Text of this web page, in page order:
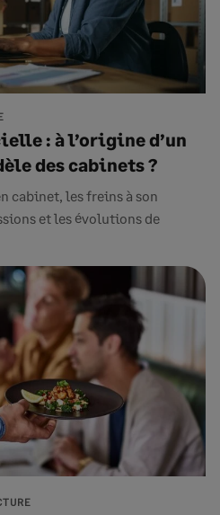
: à l’origine d’un
des cabinets ?
cabinet, les freins à son
et les évolutions de